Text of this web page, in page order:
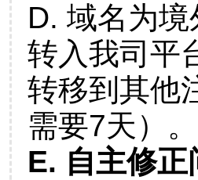
D. 域名为
转入我司平
转移到其他
需要7天）。
E. 自主修